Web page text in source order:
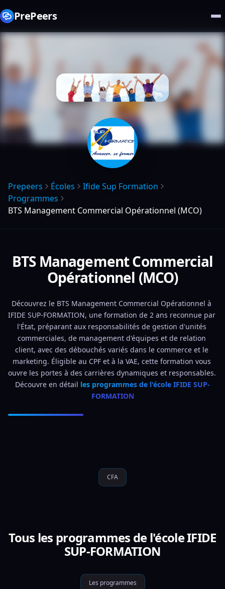
PrePeers
Prepeers Écoles
Ifide Sup Formation
Programmes
BTS Management Commercial Opérationnel (MCO)
BTS Management Commercial
Opérationnel (MCO)
Découvrez le BTS Management Commercial Opérationnel à
IFIDE SUP-FORMATION, une formation de 2 ans reconnue par
l'État, préparant aux responsabilités de gestion d'unités
commerciales, de management d'équipes et de relation
client, avec des débouchés variés dans le commerce et le
marketing. Éligible au CPF et à la VAE, cette formation vous
Découvre en détail les programmes de l'école IFIDE SUP-
FORMATION
CFA
Tous les programmes de l'école IFIDE
SUP-FORMATION
Les programmes